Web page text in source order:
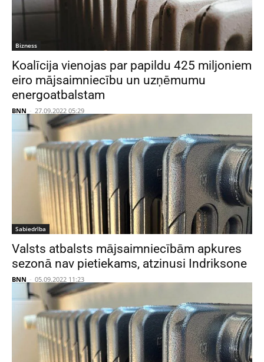
Bizness
Koalīcija vienojas par papildu 425 miljoniem
eiro mājsaimniecību un uzņēmumu
energoatbalstam
BNN - 27.09.2022 05:29
Sabiedrība
Valsts atbalsts mājsaimniecībām apkures
sezonā nav pietiekams, atzinusi Indriksone
BNN - 05.09.2022 11:23